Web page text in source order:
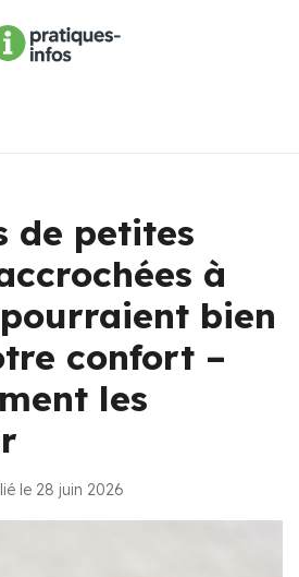
de petites
à
bien
confort –
les
le 28 juin 2026